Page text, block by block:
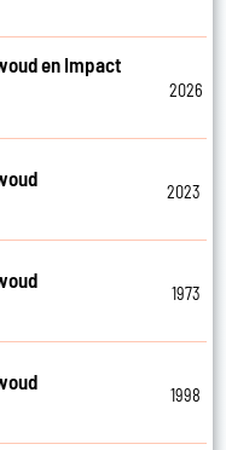
en Impact
2026
2023
1973
1998